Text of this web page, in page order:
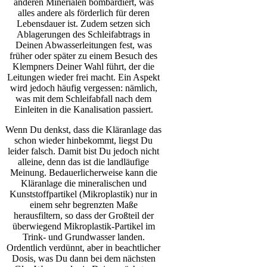
alles andere als förderlich für deren
Lebensdauer ist. Zudem setzen sich
Ablagerungen des Schleifabtrags in
Deinen Abwasserleitungen fest, was
früher oder später zu einem Besuch des
Klempners Deiner Wahl führt, der die
Leitungen wieder frei macht. Ein Aspekt
wird jedoch häufig vergessen: nämlich,
was mit dem Schleifabfall nach dem
Einleiten in die Kanalisation passiert.
Wenn Du denkst, dass die Kläranlage das
schon wieder hinbekommt, liegst Du
leider falsch. Damit bist Du jedoch nicht
alleine, denn das ist die landläufige
Meinung. Bedauerlicherweise kann die
Kläranlage die mineralischen und
Kunststoffpartikel (Mikroplastik) nur in
einem sehr begrenzten Maße
herausfiltern, so dass der Großteil der
überwiegend Mikroplastik-Partikel im
Trink- und Grundwasser landen.
Ordentlich verdünnt, aber in beachtlicher
Dosis, was Du dann bei dem nächsten